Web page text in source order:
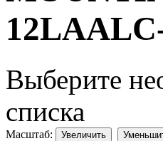
Выберите
списка
Масштаб: Увеличить